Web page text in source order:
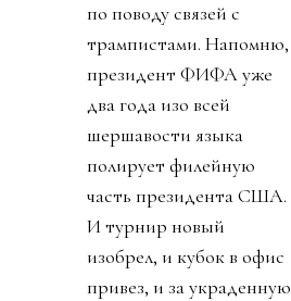
по поводу связей с
трампистами. Напомню,
президент ФИФА уже
два года изо всей
шершавости языка
полирует филейную
часть президента США.
И турнир новый
изобрел, и кубок в офис
привез, и за украденную